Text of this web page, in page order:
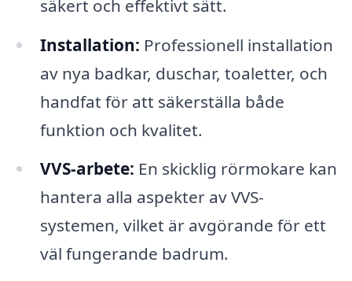
säkert och effektivt sätt.
Installation: Professionell installation
av nya badkar, duschar, toaletter, och
handfat för att säkerställa både
funktion och kvalitet.
VVS-arbete: En skicklig rörmokare kan
hantera alla aspekter av VVS-
systemen, vilket är avgörande för ett
väl fungerande badrum.